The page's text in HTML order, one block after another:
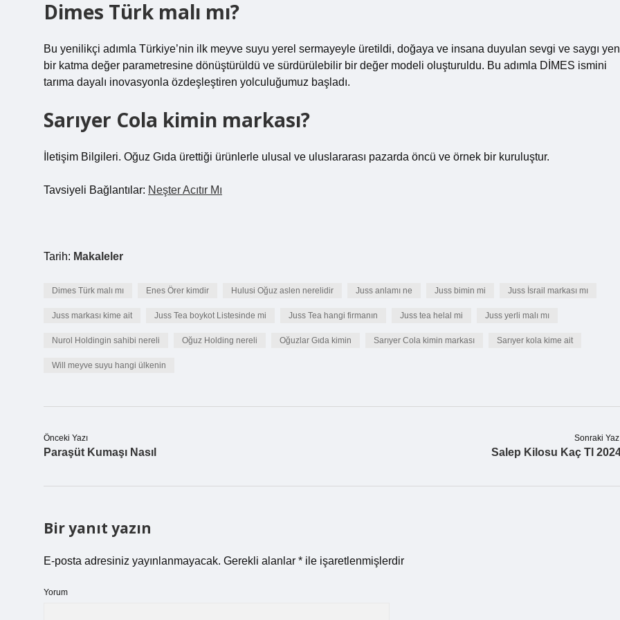
Dimes Türk malı mı?
Bu yenilikçi adımla Türkiye’nin ilk meyve suyu yerel sermayeyle üretildi, doğaya ve insana duyulan sevgi ve saygı
bir katma değer parametresine dönüştürüldü ve sürdürülebilir bir değer modeli oluşturuldu. Bu adımla DİMES ismini
tarıma dayalı inovasyonla özdeşleştiren yolculuğumuz başladı.
Sarıyer Cola kimin markası?
İletişim Bilgileri. Oğuz Gıda ürettiği ürünlerle ulusal ve uluslararası pazarda öncü ve örnek bir kuruluştur.
Tavsiyeli Bağlantılar: Neşter Acıtır Mı
Tarih: Makaleler
Dimes Türk malı mı Enes Örer kimdir Hulusi Oğuz aslen nerelidir Juss anlamı ne Juss bimin mi Juss İsrail markası mı
Juss markası kime ait Juss Tea boykot Listesinde mi Juss Tea hangi firmanın Juss tea helal mi Juss yerli malı mı
Nurol Holdingin sahibi nereli Oğuz Holding nereli Oğuzlar Gıda kimin Sarıyer Cola kimin markası Sarıyer kola kime ait
Will meyve suyu hangi ülkenin
Önceki Yazı
Paraşüt Kumaşı Nasıl
Sonraki
Salep Kilosu Kaç Tl
Bir yanıt yazın
E-posta adresiniz yayınlanmayacak. Gerekli alanlar * ile işaretlenmişlerdir
Yorum